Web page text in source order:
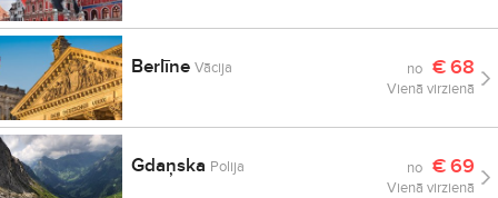
BerlīneVācija no €68
Vienā virzienā
Gdaņska Polija no €69
Vienā virzienā